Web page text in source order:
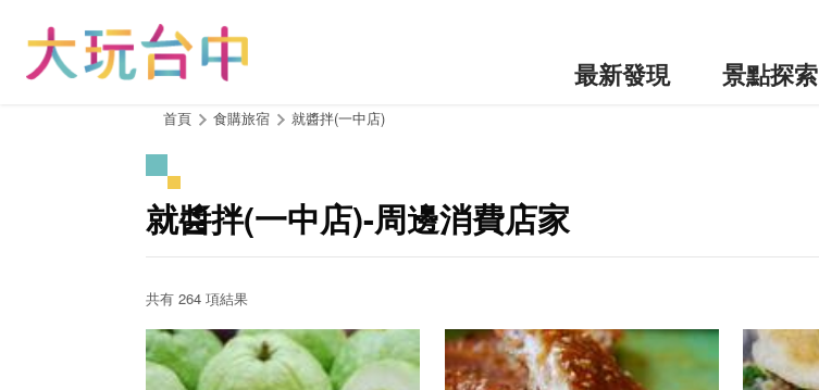
最新發現 景點探索
首頁 食購旅宿 就醬拌(一中店)
就醬拌(一中店)-周邊消費店家
共有 264 項結果